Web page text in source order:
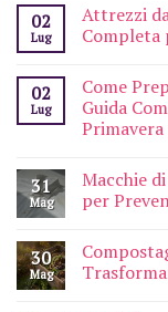
02
Lug
Attrezzi
Completa
02
Lug
Come
Guida
Primavera
31
Mag
Macchie
per
30
Mag